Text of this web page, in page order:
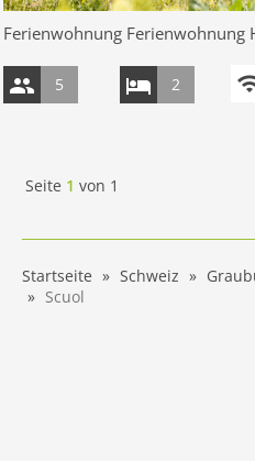
Ferienwohnung Ferienwohnung
5 2
Seite 1 von 1
Startseite Schweiz
Scuol